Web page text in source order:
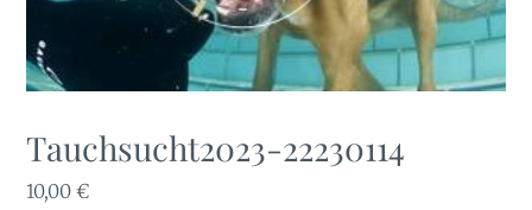
Tauchsucht2023-22230114
10,00€